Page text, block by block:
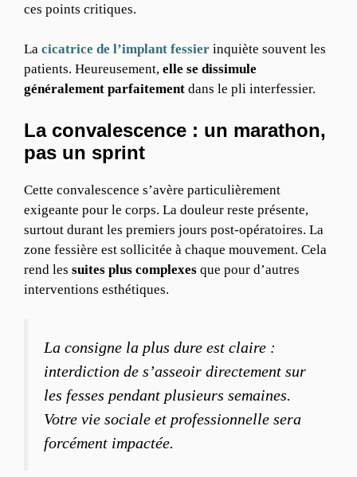
ces points critiques.
La cicatrice de l’implant fessier inquiète souvent les
patients. Heureusement, elle se dissimule
généralement parfaitement dans le pli interfessier.
La convalescence : un marathon,
pas un sprint
Cette convalescence s’avère particulièrement
exigeante pour le corps. La douleur reste présente,
surtout durant les premiers jours post-opératoires. La
zone fessière est sollicitée à chaque mouvement. Cela
rend les suites plus complexes que pour d’autres
interventions esthétiques.
La consigne la plus dure est claire :
interdiction de s’asseoir directement sur
les fesses pendant plusieurs semaines.
Votre vie sociale et professionnelle sera
forcément impactée.